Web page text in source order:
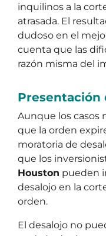
inquilinos a la
atrasada. El
dudoso en el
cuenta que las
razón misma del
Presentación
Aunque los casos
que la orden
moratoria de
que los
Houston pueden
desalojo en la
orden.
El desalojo no